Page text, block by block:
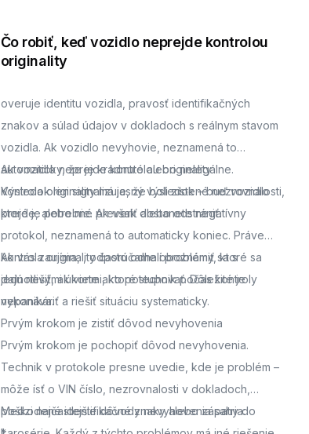
Čo robiť, keď vozidlo neprejde kontrolou
originality
overuje identitu vozidla, pravosť identifikačných
znakov a súlad údajov v dokladoch s reálnym stavom
vozidla. Ak vozidlo nevyhovie, neznamená to
automaticky, že je kradnuté alebo nelegálne.
Výsledok len signalizuje, že boli zistené nezrovnalosti,
ktoré je potrebné preveriť alebo odstrániť.
Ak vozidlo neprejde kontrolou originality
Kontrola originality má jasný výsledok – buď vozidlo
prejde, alebo nie. Ak však dostanete negatívny
protokol, neznamená to automaticky koniec. Práve
kontrola originality často odhalí problémy, ktoré sa
dajú riešiť, ak viete ako postupovať. Dôležité je
nepanikáriť a riešiť situáciu systematicky.
Ak vás zaujíma,, odporúčame oboznámiť sa s
jednotlivými úkonmi, ktoré technik počas kontroly
vykonáva.
Prvým krokom je zistiť dôvod nevyhovenia
Prvým krokom je pochopiť dôvod nevyhovenia.
Technik v protokole presne uvedie, kde je problém –
môže ísť o VIN číslo, nezrovnalosti v dokladoch,
poškodené identifikačné znaky alebo zásahy do
Medzi najčastejšie dôvody nevyhovenia patria: